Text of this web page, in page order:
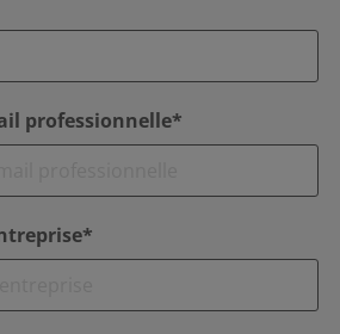
professionnelle*